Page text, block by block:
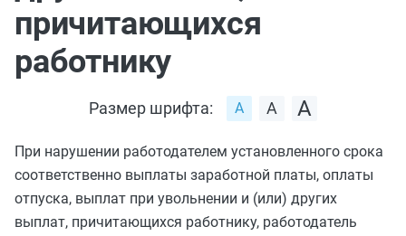
причитающихся
работнику
Размер шрифта:
При нарушении работодателем установленного срока
соответственно выплаты заработной платы, оплаты
отпуска, выплат при увольнении и (или) других
выплат, причитающихся работнику, работодатель